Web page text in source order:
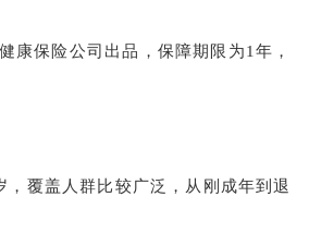
康保险公司出品，保障期限为1年，
，覆盖人群比较广泛，从刚成年到退